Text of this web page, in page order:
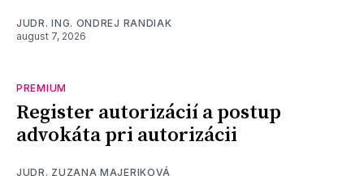
JUDR. ING. ONDREJ RANDIAK
august 7, 2026
PREMIUM
Register autorizácií a postup
advokáta pri autorizácii
JUDR. ZUZANA MAJERIKOVÁ